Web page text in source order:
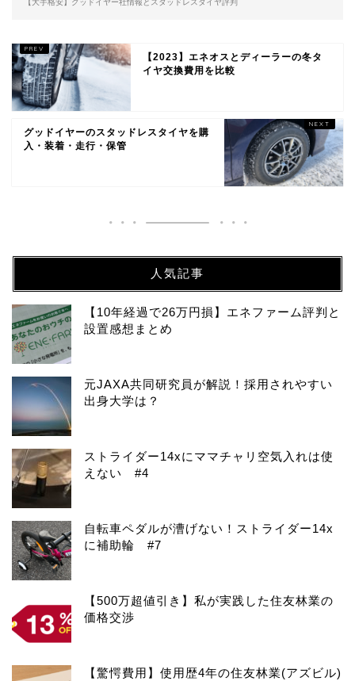
【大手格安】グッドイヤー社情報とスタッドレスタイヤ評判
【2023】エネオスとディーラーの冬タ
イヤ交換費用を比較
グッドイヤーのスタッドレスタイヤを購
入・装着・走行・保管
人気記事
【10年経過で26万円損】エネファーム評判と
設置感想まとめ
元JAXA共同研究員が解説！採用されやすい
出身大学は？
ストライダー14xにママチャリ空気入れは使
えない #4
自転車ペダルが漕げない！ストライダー14x
に補助輪 #7
【500万超値引き】私が実践した住友林業の
価格交渉
【驚愕費用】使用歴4年の住友林業(アズビル)